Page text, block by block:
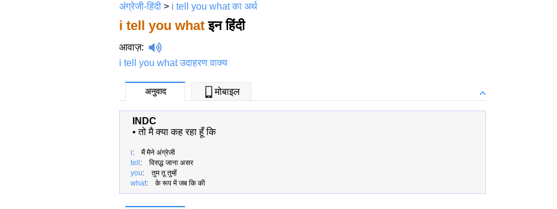
अंग्रेजी-हिंदी > i tell you what का अर्थ
i tell you what इन हिंदी
आवाज़:
i tell you what उदाहरण वाक्य
अनुवाद मोबाइल
INDC
•तो मै क्या कह रहा हूँ कि
i: मैं मैने अंग्रेजी
tell: विरुद्ध जाना असर
you: तुम तू तुम्हें
what: के रूप में जब कि की